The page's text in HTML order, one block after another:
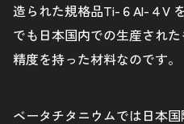
造られた規格品Ti-６Al-４V
でも日本国内での生産され
精度を持った材料なのです。
ベータチタニウムでは日本